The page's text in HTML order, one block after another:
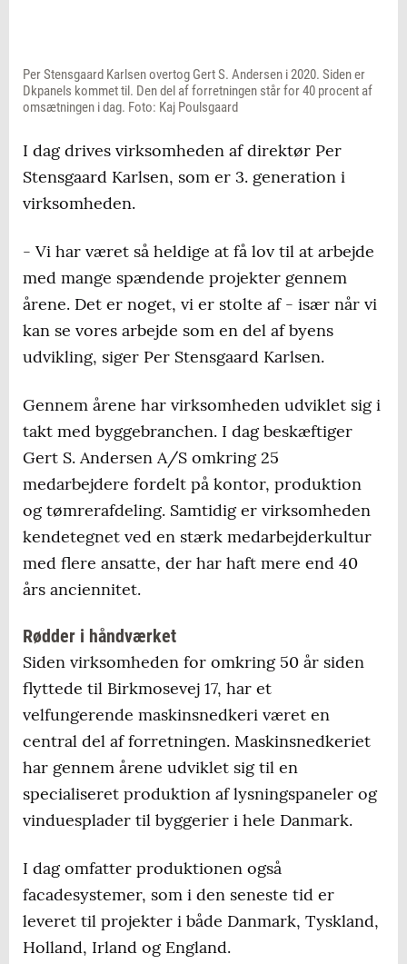
Per Stensgaard Karlsen overtog Gert S. Andersen i 2020. Siden er
Dkpanels kommet til. Den del af forretningen står for 40 procent af
omsætningen i dag. Foto: Kaj Poulsgaard
I dag drives virksomheden af direktør Per
Stensgaard Karlsen, som er 3. generation i
virksomheden.
- Vi har været så heldige at få lov til at arbejde
med mange spændende projekter gennem
årene. Det er noget, vi er stolte af - især når vi
kan se vores arbejde som en del af byens
udvikling, siger Per Stensgaard Karlsen.
Gennem årene har virksomheden udviklet sig i
takt med byggebranchen. I dag beskæftiger
Gert S. Andersen A/S omkring 25
medarbejdere fordelt på kontor, produktion
og tømrerafdeling. Samtidig er virksomheden
kendetegnet ved en stærk medarbejderkultur
med flere ansatte, der har haft mere end 40
års anciennitet.
Rødder i håndværket
Siden virksomheden for omkring 50 år siden
flyttede til Birkmosevej 17, har et
velfungerende maskinsnedkeri været en
central del af forretningen. Maskinsnedkeriet
har gennem årene udviklet sig til en
specialiseret produktion af lysningspaneler og
vinduesplader til byggerier i hele Danmark.
I dag omfatter produktionen også
facadesystemer, som i den seneste tid er
leveret til projekter i både Danmark, Tyskland,
Holland, Irland og England.